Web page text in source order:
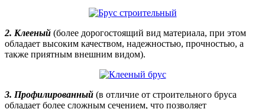
2. Клееный (более дорогостоящий вид материала, при этом
обладает высоким качеством, надежностью, прочностью, а
также приятным внешним видом).
3. Профилированный (в отличие от строительного бруса
обладает более сложным сечением, что позволяет